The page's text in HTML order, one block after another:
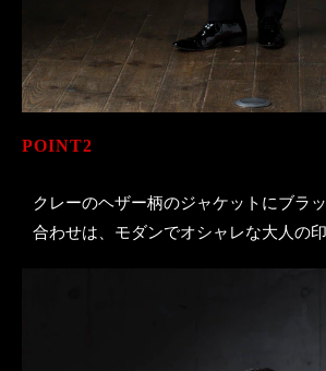
POINT2
クレーのヘザー柄のジャケットにブラ
合わせは、モダンでオシャレな大人の印